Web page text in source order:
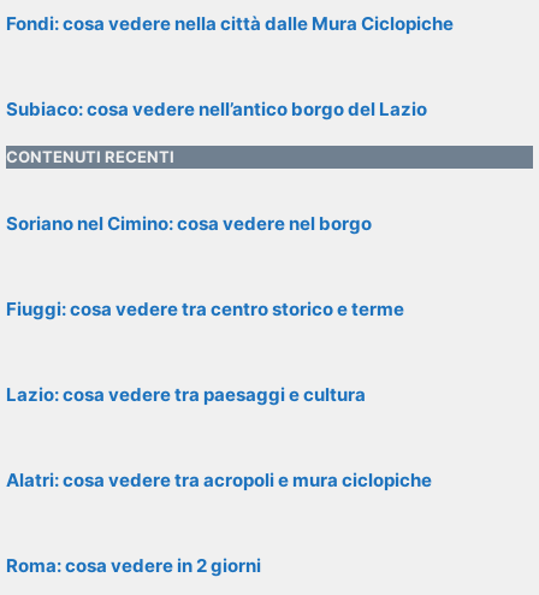
Fondi: cosa vedere nella città dalle Mura Ciclopiche
Subiaco: cosa vedere nell’antico borgo del Lazio
CONTENUTI RECENTI
Soriano nel Cimino: cosa vedere nel borgo
Fiuggi: cosa vedere tra centro storico e terme
Lazio: cosa vedere tra paesaggi e cultura
Alatri: cosa vedere tra acropoli e mura ciclopiche
Roma: cosa vedere in 2 giorni